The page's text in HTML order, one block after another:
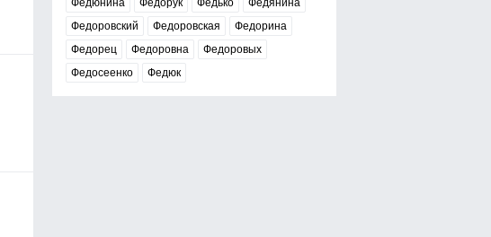
Федюнина
Федорук Федько
Федянина
Федоровский
Федоровская
Федорина
Федорец
Федоровна
Федоровых
Федосеенко
Федюк